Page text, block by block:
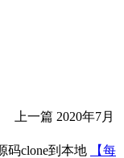
上一篇 2020年7月
【每